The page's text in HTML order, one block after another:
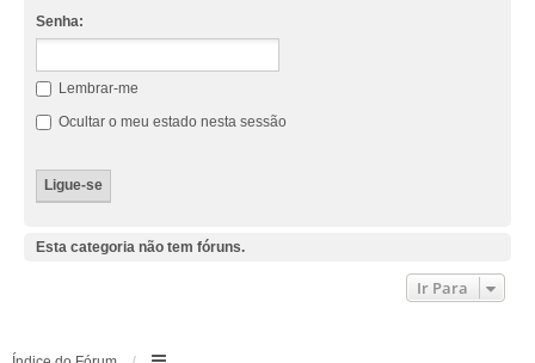
Senha:
Lembrar-me
Ocultar o meu estado nesta sessão
Esta categoria não tem fóruns.
Ir Para